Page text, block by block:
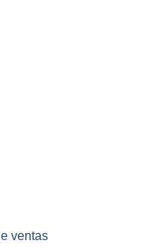
ventas